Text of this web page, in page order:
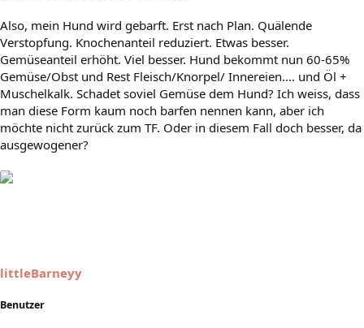
Also, mein Hund wird gebarft. Erst nach Plan. Quälende
Verstopfung. Knochenanteil reduziert. Etwas besser.
Gemüseanteil erhöht. Viel besser. Hund bekommt nun 60-65%
Gemüse/Obst und Rest Fleisch/Knorpel/ Innereien.... und Öl +
Muschelkalk. Schadet soviel Gemüse dem Hund? Ich weiss, dass
man diese Form kaum noch barfen nennen kann, aber ich
möchte nicht zurück zum TF. Oder in diesem Fall doch besser, da
ausgewogener?
littleBarneyy
Benutzer